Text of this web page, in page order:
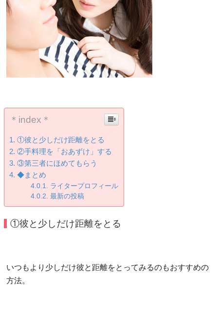
＊index＊
①彼と少しだけ距離をとる
②手料理を「おあずけ」する
③第三者にほめてもらう
◆まとめ
ライタープロフィール
最新の投稿
①彼と少しだけ距離をとる
いつもより少しだけ彼と距離をとってみるのもおすすめの
方法。